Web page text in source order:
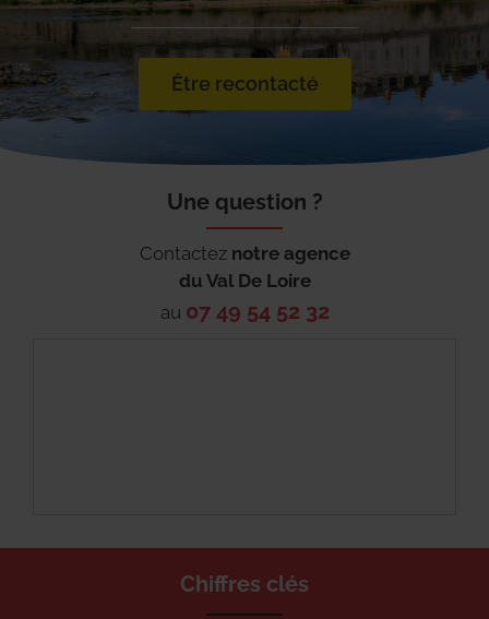
Être recontacté
Une question ?
Contactez notre agence
du Val De Loire
au 07 49 54 52 32
Chiffres clés